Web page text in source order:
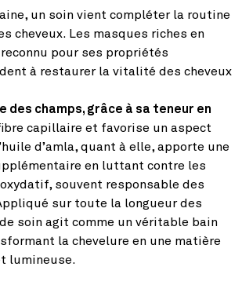
un soin vient compléter la routine
cheveux. Les masques riches en
pour ses propriétés
à restaurer la vitalité des cheveux
des champs, grâce à sa teneur en
capillaire et favorise un aspect
d’amla, quant à elle, apporte une
en luttant contre les
souvent responsable des
sur toute la longueur des
soin agit comme un véritable bain
la chevelure en une matière
lumineuse.